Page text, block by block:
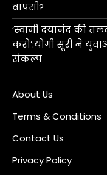
वापसी?
‘स्वामी दयानंद की
करो’:योगी सूरी ने
संकल्प
About Us
Terms & Conditions
Contact Us
Privacy Policy